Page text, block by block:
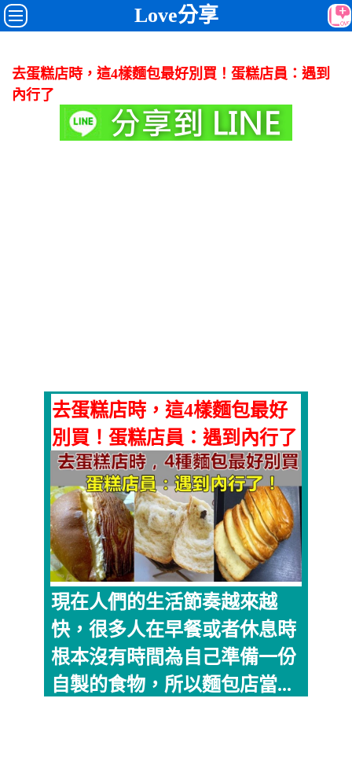
Love分享
去蛋糕店時，這4樣麵包最好別買！蛋糕店員：遇到
內行了
去蛋糕店時，這4樣麵包最好
別買！蛋糕店員：遇到內行了
現在人們的生活節奏越來越
快，很多人在早餐或者休息時
根本沒有時間為自己準備一份
自製的食物，所以麵包店當...